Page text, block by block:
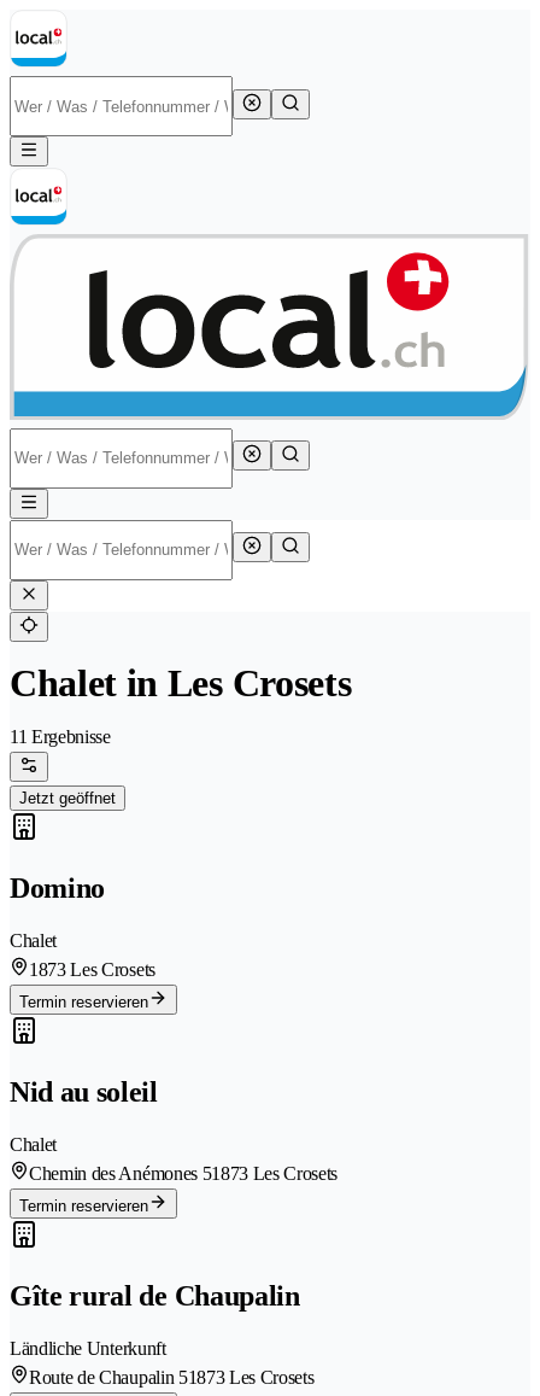
Chalet in Les Crosets
11 Ergebnisse
Jetzt geöffnet
Domino
Chalet
1873 Les Crosets
Termin reservieren
Nid au soleil
Chalet
Chemin des Anémones 51873 Les Crosets
Termin reservieren
Gîte rural de Chaupalin
Ländliche Unterkunft
Route de Chaupalin 51873 Les Crosets